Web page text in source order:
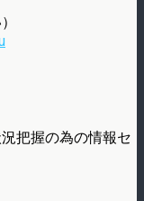
把握の為の情報セ